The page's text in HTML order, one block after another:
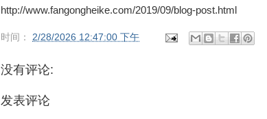
http://www.fangongheike.com/2019/09/blog-post.html
时间： 2/28/2026 12:47:00 下午
没有评论:
发表评论